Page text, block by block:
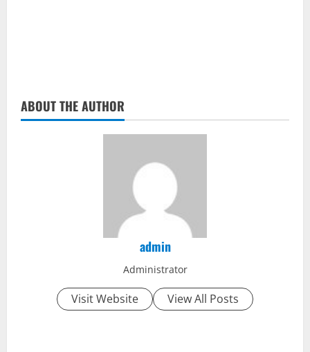
ABOUT THE AUTHOR
admin
Administrator
Visit Website View All Posts